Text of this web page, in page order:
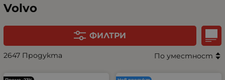
Volvo
ФИЛТРИ
2647 Продукта По уместност